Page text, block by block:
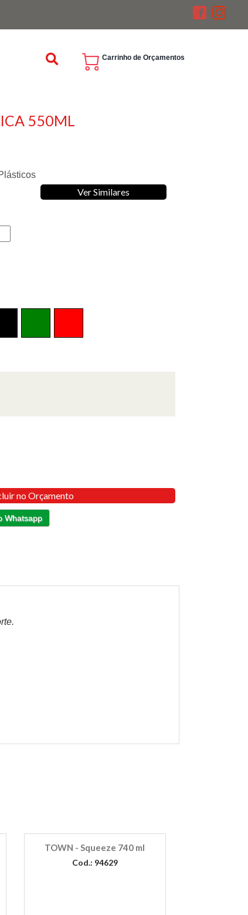
Carrinho de Orçamentos
550ML
Ver Similares
no Orçamento
Whatsapp
TOWN - Squeeze 740 ml
Cod.: 94629